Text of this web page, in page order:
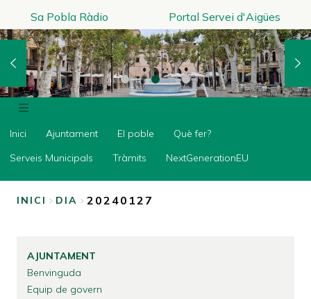
Sa Pobla Ràdio Portal Servei d'Aigües
Inici
Ajuntament
El
Serveis
Municipals
Tràmits
Inici Ajuntament El poble
Què fer?
Serveis Municipals
Tràmits NextGenerationEU
INICI DIA 20240127
AJUNTAMENT
Benvinguda
Equip de govern